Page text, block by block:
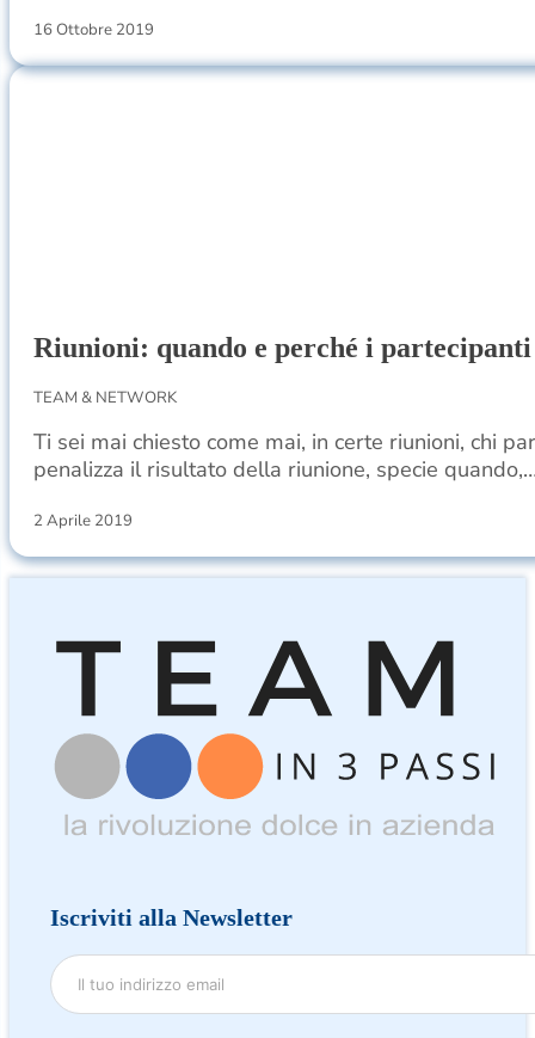
16 Ottobre 2019
Riunioni: quando e perché i partecipanti
TEAM & NETWORK
Ti sei mai chiesto come mai, in certe riunioni, chi
penalizza il risultato della riunione, specie
2 Aprile 2019
Iscriviti alla Newsletter